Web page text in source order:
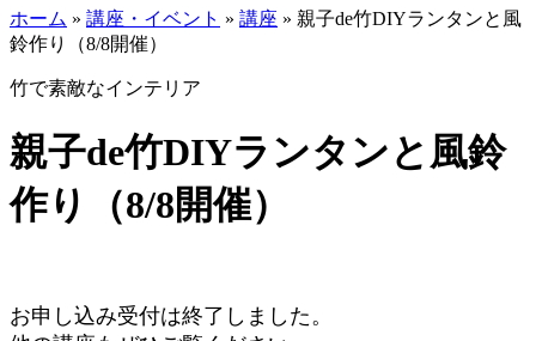
ホーム » 講座・イベント » 講座 » 親子de竹DIYランタンと風
鈴作り（8/8開催）
竹で素敵なインテリア
親子de竹DIYランタンと風鈴
作り（8/8開催）
お申し込み受付は終了しました。